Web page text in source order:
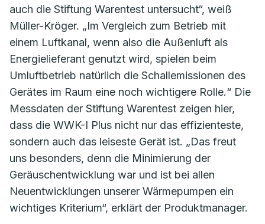
auch die Stiftung Warentest untersucht“, weiß
Müller-Kröger. „Im Vergleich zum Betrieb mit
einem Luftkanal, wenn also die Außenluft als
Energielieferant genutzt wird, spielen beim
Umluftbetrieb natürlich die Schallemissionen des
Gerätes im Raum eine noch wichtigere Rolle.“ Die
Messdaten der Stiftung Warentest zeigen hier,
dass die WWK-I Plus nicht nur das effizienteste,
sondern auch das leiseste Gerät ist. „Das freut
uns besonders, denn die Minimierung der
Geräuschentwicklung war und ist bei allen
Neuentwicklungen unserer Wärmepumpen ein
wichtiges Kriterium“, erklärt der Produktmanager.